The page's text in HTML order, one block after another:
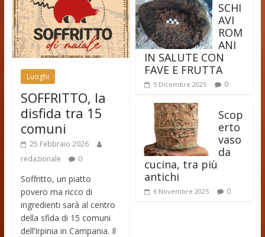
Luoghi
SOFFRITTO, la
disfida tra 15
comuni
25 Febbraio 2026
redazionale
0
Soffritto, un piatto
povero ma ricco di
ingredienti sarà al centro
della sfida di 15 comuni
dell’Irpinia in Campania. Il
SCHI
AVI
ROM
ANI
IN SALUTE CON
FAVE E FRUTTA
5 Dicembre 2025 0
Scop
erto
vaso
da
cucina, tra più
antichi
6 Novembre 2025 0